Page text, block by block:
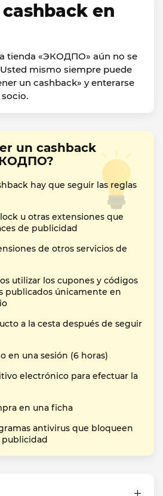
en
tienda «ЭКОДПО» aún no se
mismo siempre puede
un cashback» y enterarse
un cashback
hay que seguir las reglas
u otras extensiones que
de publicidad
de otros servicios de
utilizar los cupones y códigos
publicados únicamente en
a la cesta después de seguir
en una sesión (6 horas)
electrónico para efectuar la
en una ficha
antivirus que bloqueen
publicidad